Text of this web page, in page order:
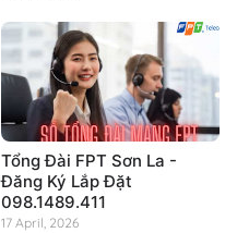
Tổng Đài FPT Sơn La -
Đăng Ký Lắp Đặt
098.1489.411
17 April, 2026